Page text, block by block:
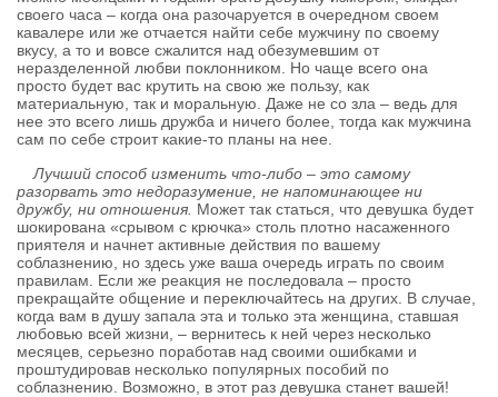
своего часа – когда она разочаруется в очередном своем
кавалере или же отчается найти себе мужчину по своему
вкусу, а то и вовсе сжалится над обезумевшим от
неразделенной любви поклонником. Но чаще всего она
просто будет вас крутить на свою же пользу, как
материальную, так и моральную. Даже не со зла – ведь для
нее это всего лишь дружба и ничего более, тогда как мужчина
сам по себе строит какие-то планы на нее.
Лучший способ изменить что-либо – это самому
разорвать это недоразумение, не напоминающее ни
дружбу, ни отношения. Может так статься, что девушка будет
шокирована «срывом с крючка» столь плотно насаженного
приятеля и начнет активные действия по вашему
соблазнению, но здесь уже ваша очередь играть по своим
правилам. Если же реакция не последовала – просто
прекращайте общение и переключайтесь на других. В случае,
когда вам в душу запала эта и только эта женщина, ставшая
любовью всей жизни, – вернитесь к ней через несколько
месяцев, серьезно поработав над своими ошибками и
проштудировав несколько популярных пособий по
соблазнению. Возможно, в этот раз девушка станет вашей!